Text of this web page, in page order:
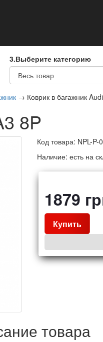
3.Выберите категорию
→ Коврик в багажник
8P
Код товара: NPL-P-
Наличие: есть на
1879
Купить
товара